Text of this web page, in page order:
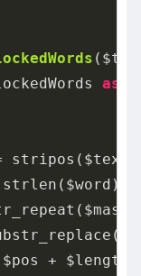
as
+ $length;